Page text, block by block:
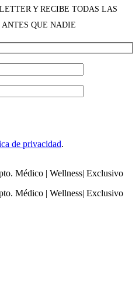
Y RECIBE TODAS LAS
ANTES QUE NADIE
de privacidad.
Médico | Wellness| Exclusivo
Médico | Wellness| Exclusivo